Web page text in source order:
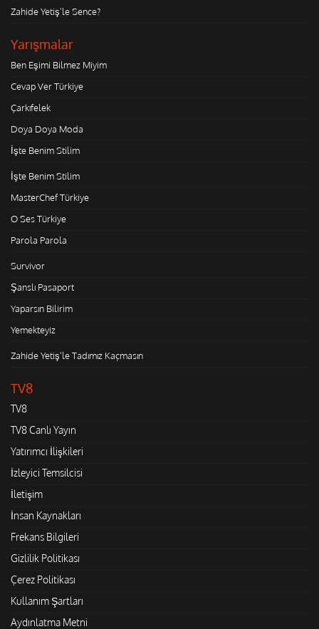
Zahide Yetiş'le Sence?
Yarışmalar
Ben Eşimi Bilmez Miyim
Cevap Ver Türkiye
Çarkıfelek
Doya Doya Moda
İşte Benim Stilim
İşte Benim Stilim
MasterChef Türkiye
O Ses Türkiye
Parola Parola
Survivor
Şanslı Pasaport
Yaparsın Bilirim
Yemekteyiz
Zahide Yetiş'le Tadımız Kaçmasın
TV8
TV8
TV8 Canlı Yayın
Yatırımcı İlişkileri
İzleyici Temsilcisi
İletişim
İnsan Kaynakları
Frekans Bilgileri
Gizlilik Politikası
Çerez Politikası
Kullanım Şartları
Aydınlatma Metni